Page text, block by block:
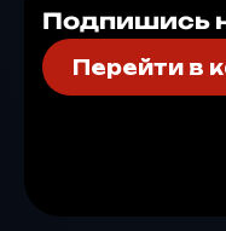
Подпишись
Перейти в